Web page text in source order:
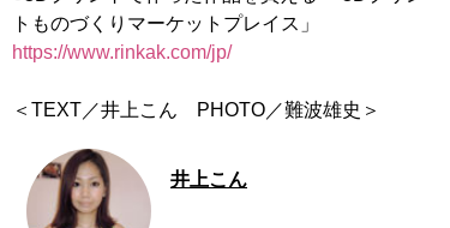
https://www.rinkak.com/jp/
＜TEXT／井上こん PHOTO／難波雄史＞
井上こん